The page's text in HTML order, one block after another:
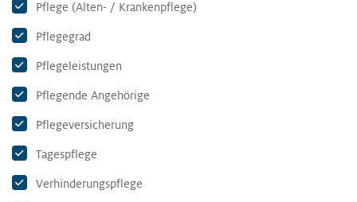
Pflege (Alten- / Krankenpflege)
Pflegegrad
Pflegeleistungen
Pflegende Angehörige
Pflegeversicherung
Tagespflege
Verhinderungspflege